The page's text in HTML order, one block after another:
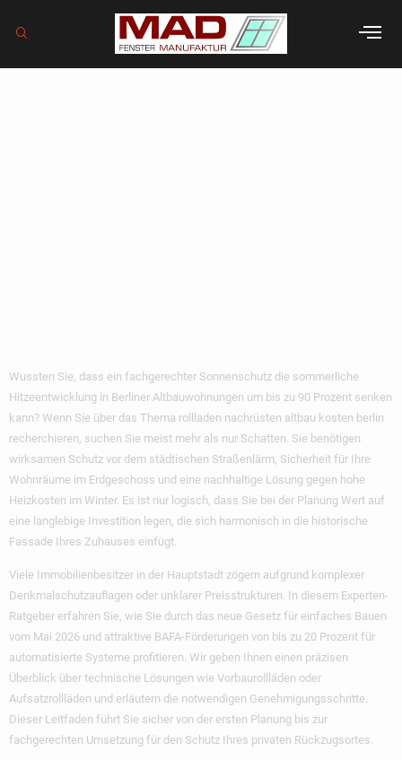
Wussten Sie, dass ein fachgerechter Sonnenschutz die sommerliche
Hitzeentwicklung in Berliner Altbauwohnungen um bis zu 90 Prozent senken
kann? Wenn Sie über das Thema rollladen nachrüsten altbau kosten berlin
recherchieren, suchen Sie meist mehr als nur Schatten. Sie benötigen
wirksamen Schutz vor dem städtischen Straßenlärm, Sicherheit für Ihre
Wohnräume im Erdgeschoss und eine nachhaltige Lösung gegen hohe
Heizkosten im Winter. Es ist nur logisch, dass Sie bei der Planung Wert auf
eine langlebige Investition legen, die sich harmonisch in die historische
Fassade Ihres Zuhauses einfügt.
Viele Immobilienbesitzer in der Hauptstadt zögern aufgrund komplexer
Denkmalschutzauflagen oder unklarer Preisstrukturen. In diesem Experten-
Ratgeber erfahren Sie, wie Sie durch das neue Gesetz für einfaches Bauen
vom Mai 2026 und attraktive BAFA-Förderungen von bis zu 20 Prozent für
automatisierte Systeme profitieren. Wir geben Ihnen einen präzisen
Überblick über technische Lösungen wie Vorbaurollläden oder
Aufsatzrollläden und erläutern die notwendigen Genehmigungsschritte.
Dieser Leitfaden führt Sie sicher von der ersten Planung bis zur
fachgerechten Umsetzung für den Schutz Ihres privaten Rückzugsortes.